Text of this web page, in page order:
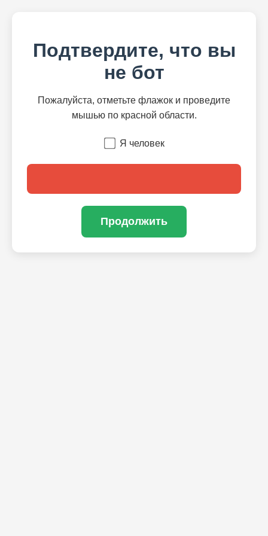
Подтвердите, что вы
не бот
Пожалуйста, отметьте флажок и проведите
мышью по красной области.
Я человек
Продолжить